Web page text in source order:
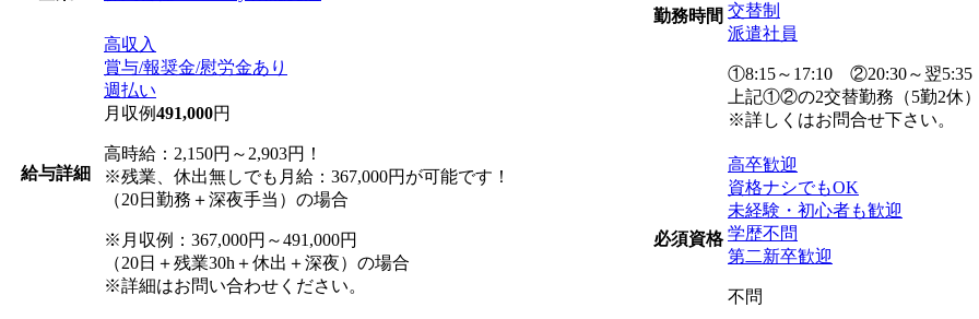
給与詳細
高収入
賞与/報奨金/慰労金あり
週払い
月収例491,000円
高時給：2,150円～2,903円！
※残業、休出無しでも月給：367,000円が可能です！
（20日勤務＋深夜手当）の場合
※月収例：367,000円～491,000円
（20日＋残業30h＋休出＋深夜）の場合
※詳細はお問い合わせください。
勤務時間 交替制
派遣社員
①8:15～17:10 ②20:30～翌5:35
上記①②の2交替勤務（5勤2休）
※詳しくはお問合せ下さい。
必須資格
高卒歓迎
資格ナシでもOK
未経験・初心者も歓迎
学歴不問
第二新卒歓迎
不問